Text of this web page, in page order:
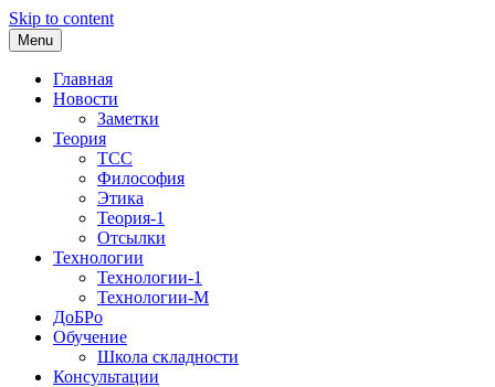
Skip to content
Menu
Главная
Новости
Заметки
Теория
ТСС
Философия
Этика
Теория-1
Отсылки
Технологии
Технологии-1
Технологии-М
ДоБРо
Обучение
Школа складности
Консультации